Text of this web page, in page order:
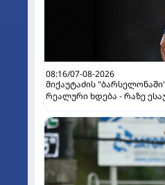
08:16/07-08-2026
მიქაუტაძის
რეალური ხდება - რაზე